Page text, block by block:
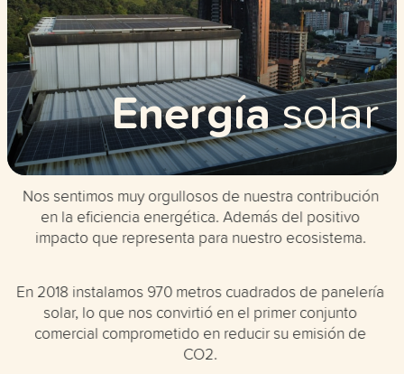
Energíasolar
Nos sentimos muy orgullosos de nuestra contribución
en la eficiencia energética. Además del positivo
impacto que representa para nuestro ecosistema.
En 2018 instalamos 970 metros cuadrados de panelería
solar, lo que nos convirtió en el primer conjunto
comercial comprometido en reducir su emisión de
CO2.